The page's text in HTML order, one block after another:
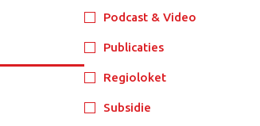
Podcast & Video
Publicaties
Regioloket
Subsidie